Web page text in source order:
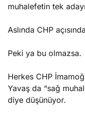
muhalefetin tek
Aslında CHP
Peki ya bu olmazsa.
Herkes CHP
Yavaş da “sağ
diye düşünüyor.